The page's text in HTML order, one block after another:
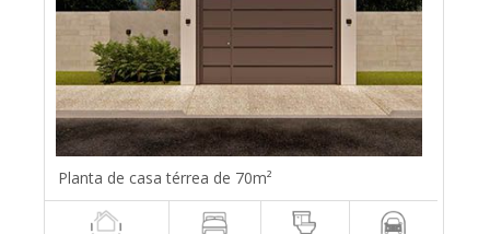
Planta de casa térrea de 70m²